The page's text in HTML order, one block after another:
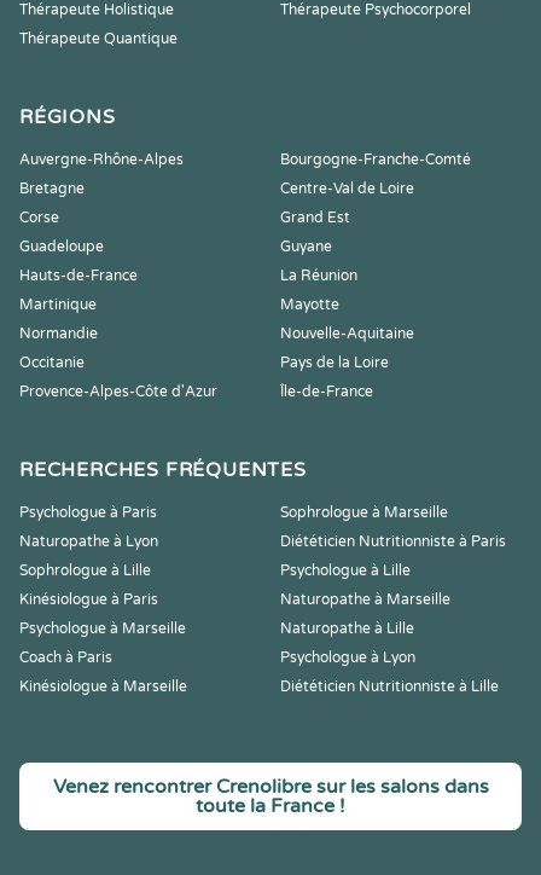
Thérapeute Holistique
Thérapeute Psychocorporel
Thérapeute Quantique
RÉGIONS
Auvergne-Rhône-Alpes
Bourgogne-Franche-Comté
Bretagne
Centre-Val de Loire
Corse
Grand Est
Guadeloupe
Guyane
Hauts-de-France
La Réunion
Martinique
Mayotte
Normandie
Nouvelle-Aquitaine
Occitanie
Pays de la Loire
Provence-Alpes-Côte d'Azur
Île-de-France
RECHERCHES FRÉQUENTES
Psychologue à Paris
Sophrologue à Marseille
Naturopathe à Lyon
Diététicien Nutritionniste à Paris
Sophrologue à Lille
Psychologue à Lille
Kinésiologue à Paris
Naturopathe à Marseille
Psychologue à Marseille
Naturopathe à Lille
Coach à Paris
Psychologue à Lyon
Kinésiologue à Marseille
Diététicien Nutritionniste à Lille
Venez rencontrer Crenolibre sur les salons dans
toute la France !